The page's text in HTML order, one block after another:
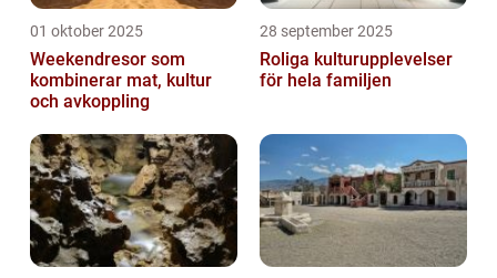
01 oktober 2025
Weekendresor som
kombinerar mat, kultur
och avkoppling
28 september 2025
Roliga kulturupplevelser
för hela familjen